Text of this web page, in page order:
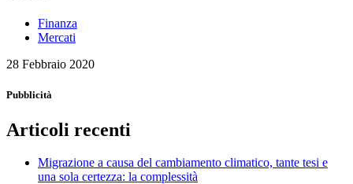
Finanza
Mercati
28 Febbraio 2020
Pubblicità
Articoli recenti
Migrazione a causa del cambiamento climatico, tante tesi e
una sola certezza: la complessità